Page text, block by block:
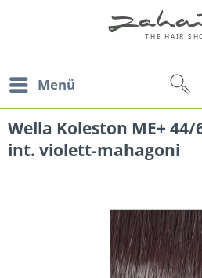
Menü
Wella Koleston ME+
int. violett-mahagoni